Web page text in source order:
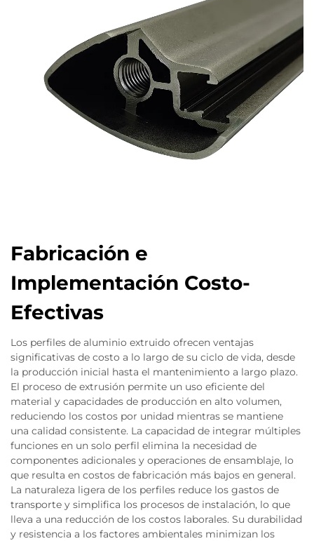
Fabricación e
Implementación Costo-
Efectivas
Los perfiles de aluminio extruido ofrecen ventajas
significativas de costo a lo largo de su ciclo de vida, desde
la producción inicial hasta el mantenimiento a largo plazo.
El proceso de extrusión permite un uso eficiente del
material y capacidades de producción en alto volumen,
reduciendo los costos por unidad mientras se mantiene
una calidad consistente. La capacidad de integrar múltiples
funciones en un solo perfil elimina la necesidad de
componentes adicionales y operaciones de ensamblaje, lo
que resulta en costos de fabricación más bajos en general.
La naturaleza ligera de los perfiles reduce los gastos de
transporte y simplifica los procesos de instalación, lo que
lleva a una reducción de los costos laborales. Su durabilidad
y resistencia a los factores ambientales minimizan los